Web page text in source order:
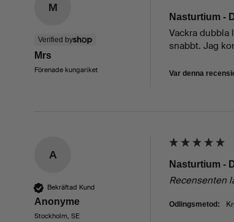
M
Verified by
Mrs
Förenade kungariket
Nasturtium -
Vackra dubbla
snabbt. Jag
Var denna
A
Bekräftad Kund
Anonyme
Stockholm, SE
Nasturtium -
Recensenten
Odlingsmetod: